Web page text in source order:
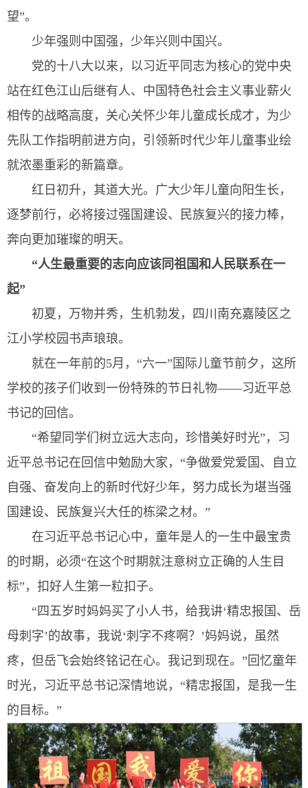
望”。
少年强则中国强，少年兴则中国兴。
党的十八大以来，以习近平同志为核心的党中央
站在红色江山后继有人、中国特色社会主义事业薪火
相传的战略高度，关心关怀少年儿童成长成才，为少
先队工作指明前进方向，引领新时代少年儿童事业绘
就浓墨重彩的新篇章。
红日初升，其道大光。广大少年儿童向阳生长，
逐梦前行，必将接过强国建设、民族复兴的接力棒，
奔向更加璀璨的明天。
“人生最重要的志向应该同祖国和人民联系在一
起”
初夏，万物并秀，生机勃发，四川南充嘉陵区之
江小学校园书声琅琅。
就在一年前的5月，“六一”国际儿童节前夕，这所
学校的孩子们收到一份特殊的节日礼物——习近平总
书记的回信。
“希望同学们树立远大志向，珍惜美好时光”，习
近平总书记在回信中勉励大家，“争做爱党爱国、自立
自强、奋发向上的新时代好少年，努力成长为堪当强
国建设、民族复兴大任的栋梁之材。”
在习近平总书记心中，童年是人的一生中最宝贵
的时期，必须“在这个时期就注意树立正确的人生目
标”，扣好人生第一粒扣子。
“四五岁时妈妈买了小人书，给我讲‘精忠报国、岳
母刺字’的故事，我说‘刺字不疼啊？’妈妈说，虽然
疼，但岳飞会始终铭记在心。我记到现在。”回忆童年
时光，习近平总书记深情地说，“精忠报国，是我一生
的目标。”